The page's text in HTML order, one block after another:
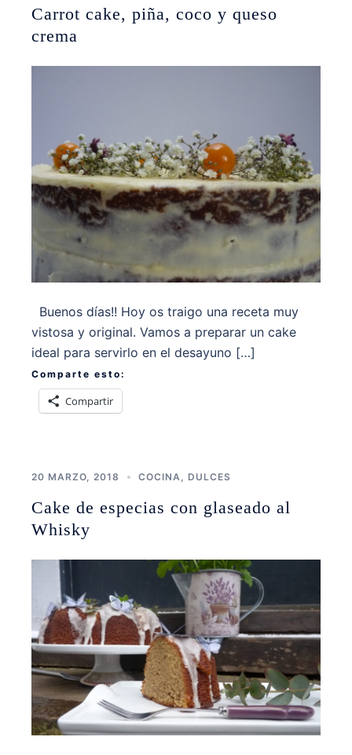
Carrot cake, piña, coco y queso
crema
Buenos días!! Hoy os traigo una receta muy
vistosa y original. Vamos a preparar un cake
ideal para servirlo en el desayuno […]
Comparte esto:
Compartir
20 MARZO, 2018 COCINA DULCES
Cake de especias con glaseado al
Whisky